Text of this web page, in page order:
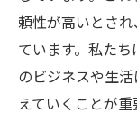
頼性が高いとさ
ています。私た
のビジネスや生
えていくことが重